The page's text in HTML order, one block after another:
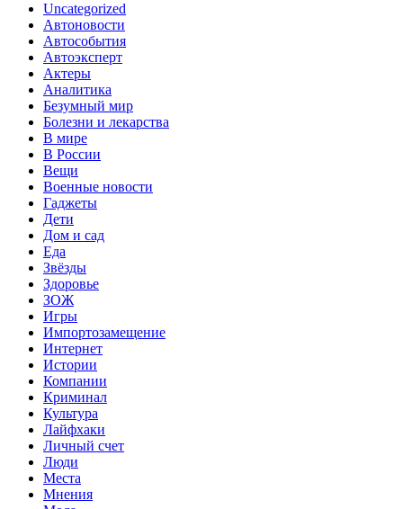
Uncategorized
Автоновости
Автособытия
Автоэксперт
Актеры
Аналитика
Безумный мир
Болезни и лекарства
В мире
В России
Вещи
Военные новости
Гаджеты
Дети
Дом и сад
Еда
Звёзды
Здоровье
ЗОЖ
Игры
Импортозамещение
Интернет
Истории
Компании
Криминал
Культура
Лайфхаки
Личный счет
Люди
Места
Мнения